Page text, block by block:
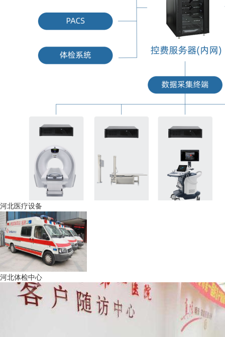
河北医疗设备
河北体检中心